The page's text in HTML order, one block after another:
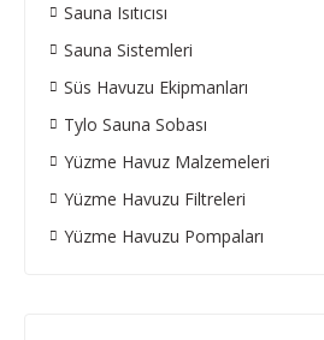
Sauna Isıtıcısı
Sauna Sistemleri
Süs Havuzu Ekipmanları
Tylo Sauna Sobası
Yüzme Havuz Malzemeleri
Yüzme Havuzu Filtreleri
Yüzme Havuzu Pompaları